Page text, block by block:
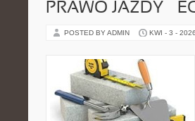
PRAWO JAZDY –
POSTED BY ADMIN KWI - 3 - 2026